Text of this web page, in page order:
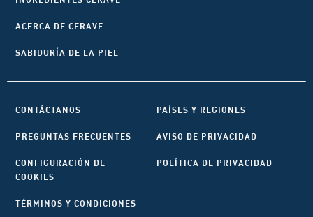
ACERCA DE CERAVE
SABIDURÍA DE LA PIEL
CONTÁCTANOS PAÍSES Y REGIONES
PREGUNTAS FRECUENTES AVISO DE PRIVACIDAD
CONFIGURACIÓN DE
COOKIES
POLÍTICA DE PRIVACIDAD
TÉRMINOS Y CONDICIONES